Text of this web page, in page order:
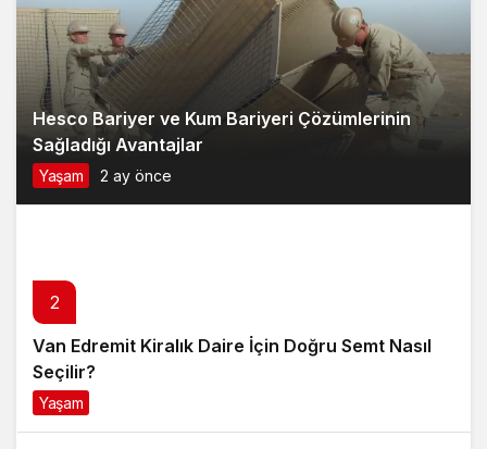
Hesco Bariyer ve Kum Bariyeri Çözümlerinin
Sağladığı Avantajlar
Yaşam 2 ay önce
2
Van Edremit Kiralık Daire İçin Doğru Semt Nasıl
Seçilir?
Yaşam